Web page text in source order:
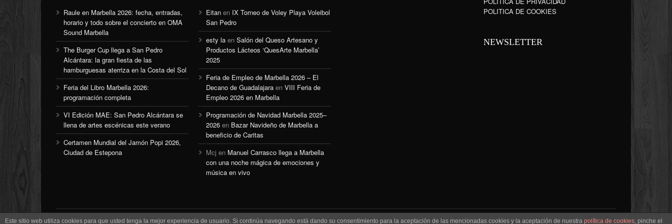
Raule en Marbella 2026: fecha, entradas,
horario y todo sobre el concierto en OMA
Sound Marbella
The Burger Cup llega a San Pedro
Alcántara: la gran fiesta de las
hamburguesas aterriza en la Costa del Sol
Feria del Libro Marbella 2026:
programación completa
VI Edición MAE: San Pedro Alcántara se
llena de artes escénicas este verano
Certamen Mundial del Jamón Popi 2026,
Ciudad de Estepona
Eitan en IX Torneo de Voley Playa Voleibol
San Pedro
esty la en Salón del Queso Artesano y
Productos Lácteos ‘QuesArte Marbella’
2025
Feria de Empleo de Marbella 2026 – El
Decano de Guadalajara en VIII Feria de
Empleo 2026 en Marbella
Programación de Navidad Marbella 2025–
2026 en Bazar Navideño de Marbella a
beneficio de Caritas
Mcj en Manuel Carrasco llega a Marbella
con una noche mágica de emociones y
música en vivo
POLITICA DE COOKIES
NEWSLETTER
Este sitio web utiliza cookies para que usted tenga la mejor experiencia de usuario. Si continúa navegando está dando su consentimiento para la aceptación de las mencionadas cookies y la aceptación de nuestra política de cookies, pinche el